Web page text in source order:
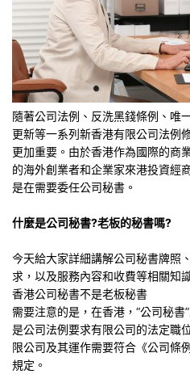
隨著公司法例、反洗黑錢條例、唯
更新等一系列新香港有限公司法例
更加重要。由於香港作為國際的商
的海外創業者和企業家來港投資經
是在需要委任公司秘書。
什麼是公司秘書?老板的秘書嗎?
今天給大家詳細講解公司秘書牌照
求，以及服務內容和收費等相關知
香港公司秘書不是老板秘書
需要注意的是，在香港，“公司秘
是公司法例要求有限公司的法定職
限公司及其運作需要符合《公司條
規定。